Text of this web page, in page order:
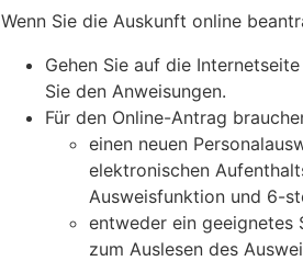
Wenn Sie die Auskunft online
Gehen Sie auf die
Sie den Anweisungen.
Für den Online-Antrag
einen neuen
elektronischen
Ausweisfunktion und 6-
entweder ein geeignetes
zum Auslesen des